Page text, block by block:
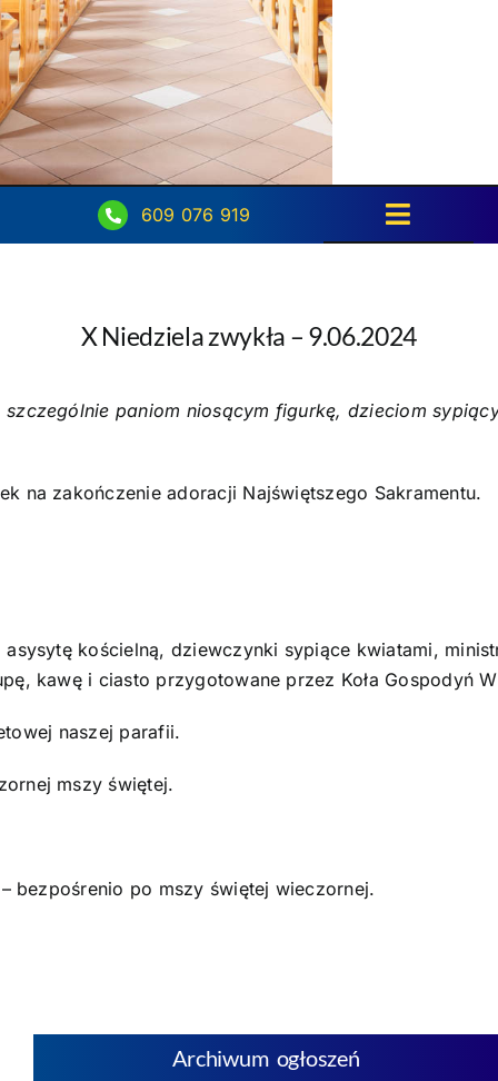
609 076 919
Toggle
Intencje
POMOC DUCHOWA
X Niedziela zwykła – 9.06.2024
paniom niosącym figurkę, dzieciom
na zakończenie adoracji Najświętszego Sakramentu.
kościelną, dziewczynki sypiące kwiatami,
kawę i ciasto przygotowane przez Koła Gospodyń
naszej parafii.
mszy świętej.
bezpośrenio po mszy świętej wieczornej.
Archiwum ogłoszeń